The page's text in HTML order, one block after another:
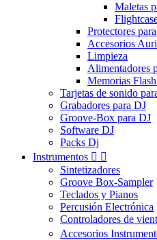
Maletas
Protectores
Accesorios
Limpieza
Alimentadores
Memorias
Tarjetas de sonido
Grabadores para DJ
Groove-Box para DJ
Software DJ
Packs Dj
Instrumentos  
Sintetizadores
Groove Box-Sampler
Teclados y Pianos
Percusión Electrónica
Controladores de
Accesorios